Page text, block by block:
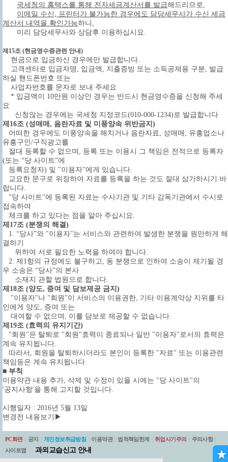
국세청의 홈택스를 통해 전자세금계산서를 발급해드리므로,
이메일 수신, 프린터가 불가능한 경우에도 담당세무사가 수신 세금
계산서 내역을 확인가능하니,
미리 담당세무사와 상담후 이용하십시요.
제15조 (현금영수증관련 안내)
현금으로 입금하신 경우에만 발급합니다.
고객센터로 입금자명, 입금액, 지출증빙 또는 소득공제용 구분, 발급
하실 핸드폰번호 또는
사업자번호를 문자로 보내 주세요
* 입금액이 10만원 이상인 경우는 반드시 현금영수증을 신청해 주세
요
신청않는 경우에는 국세청 지정코드(010-000-1234)로 발급합니다
제16조 (성매매, 음란자료 및 미풍양속 위반금지)
어떠한 경우에도 미풍양속을 해치거나 음란자료, 성매매, 유흥업소나
유흥구인/구직광고를
절대 등록할 수 없으며, 등록 또는 이용시 그 책임은 전적으로 등록자
(또는 “당 사이트”에
등록요청자) 및 "이용자"에게 있습니다.
교묘한 문구로 위장하여 자료를 등록을 하는 것도 절대 삼가하시기 바
랍니다.
"당 사이트"에 등록된 자료는 수사기관 및 기타 감독기관에서 수시로
접속하여
체크를 하고 있다는 점을 알아 주십시요.
제17조 (분쟁의 해결)
1. “당사”와 "이용자"는 서비스와 관련하여 발생한 분쟁을 원만하게 해
결하기
위하여 서로 필요한 노력을 하여야 합니다.
2. 제1항의 규정에도 불구하고, 동 분쟁으로 인하여 소송이 제기될 경
우 소송은 “당사”의 본사
소재지 관할 법원으로 합니다.
제18조 (양도, 증여 및 담보제공 금지)
"이용자"나 "회원"이 서비스의 이용권한, 기타 이용계약상 지위를 타
인에게 양도, 증여 또는
대여할 수 없으며, 이를 담보로 제공할 수 없습니다.
제19조 (효력의 유지기간)
"회원"은 탈퇴로 "회원"효력이 종료되나 일반 "이용자"로서의 효력은
계속 유지됩니다.
따라서, 회원을 탈퇴하시더라도 본인이 등록한 "자료" 또는 이용관련
책임등은 계속 유지됩니다.
■ 부칙
이용약관 내용 추가, 삭제 및 수정이 있을 시에는 "당 사이트"의
'공지사항'을 통해 고지할 것입니다.
시행일자 : 2016년 5월 13일
변경전 내용보기▶
PC화면 공지 개인정보취급방침 이용약관 법적책임한계 취업사기주의 주의사항
사이트맵
과외교습신고 안내